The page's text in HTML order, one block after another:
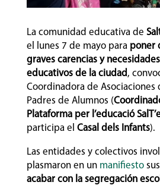
La comunidad educativa de
el lunes 7 de mayo para poner
graves carencias y
educativos de la ciudad,
Coordinadora de Asociaciones
Padres de Alumnos (
Plataforma per l’educació
participa el Casal dels Infants).
Las entidades y colectivos
plasmaron en un manifiestosus
acabar con la segregación